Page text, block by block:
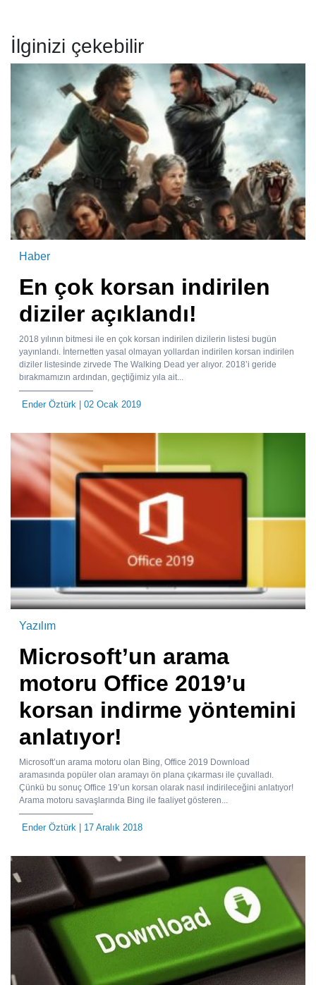
İlginizi çekebilir
Haber
En çok korsan indirilen
diziler açıklandı!
2018 yılının bitmesi ile en çok korsan indirilen dizilerin listesi bugün
yayınlandı. İnternetten yasal olmayan yollardan indirilen korsan indirilen
diziler listesinde zirvede The Walking Dead yer alıyor. 2018’i geride
bırakmamızın ardından, geçtiğimiz yıla ait...
Ender Öztürk | 02 Ocak 2019
Yazılım
Microsoft’un arama
motoru Office 2019’u
korsan indirme yöntemini
anlatıyor!
Microsoft’un arama motoru olan Bing, Office 2019 Download
aramasında popüler olan aramayı ön plana çıkarması ile çuvalladı.
Çünkü bu sonuç Office 19’un korsan olarak nasıl indirileceğini anlatıyor!
Arama motoru savaşlarında Bing ile faaliyet gösteren...
Ender Öztürk | 17 Aralık 2018